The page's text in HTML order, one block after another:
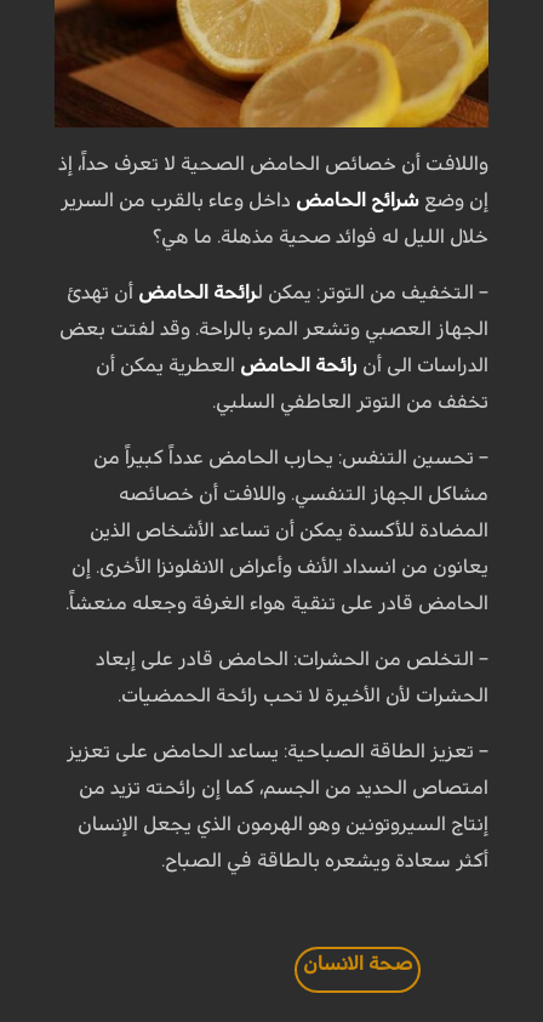
واللافت أن خصائص الحامض الصحية لا تعرف حداً، إذ
إن وضع شرائح الحامض داخل وعاء بالقرب من السرير
خلال الليل له فوائد صحية مذهلة. ما هي؟
– التخفيف من التوتر: يمكن لرائحة الحامض أن تهدئ
الجهاز العصبي وتشعر المرء بالراحة. وقد لفتت بعض
الدراسات الى أن رائحة الحامض العطرية يمكن أن
تخفف من التوتر العاطفي السلبي.
– تحسين التنفس: يحارب الحامض عدداً كبيراً من
مشاكل الجهاز التنفسي. واللافت أن خصائصه
المضادة للأكسدة يمكن أن تساعد الأشخاص الذين
يعانون من انسداد الأنف وأعراض الانفلونزا الأخرى. إن
الحامض قادر على تنقية هواء الغرفة وجعله منعشاً.
– التخلص من الحشرات: الحامض قادر على إبعاد
الحشرات لأن الأخيرة لا تحب رائحة الحمضيات.
– تعزيز الطاقة الصباحية: يساعد الحامض على تعزيز
امتصاص الحديد من الجسم، كما إن رائحته تزيد من
إنتاج السيروتونين وهو الهرمون الذي يجعل الإنسان
أكثر سعادة ويشعره بالطاقة في الصباح.
صحة الانسان